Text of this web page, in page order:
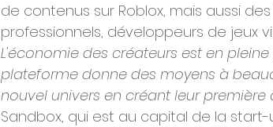
de contenus sur Roblox, mais aussi
professionnels, développeurs de jeux
L'économie des créateurs est en
plateforme donne des moyens à
nouvel univers en créant leur première
Sandbox, qui est au capital de la